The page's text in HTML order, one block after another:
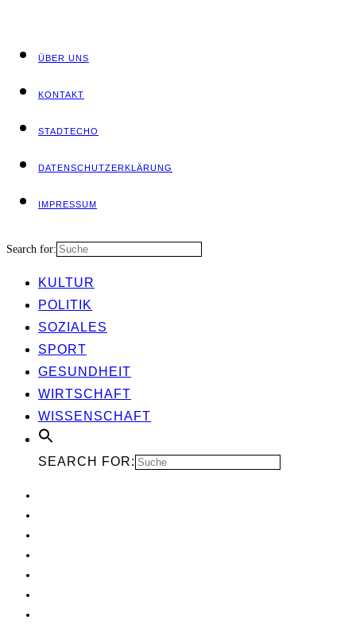
ÜBER UNS
KON­TAKT
STADT­ECHO
DATEN­SCHUTZ­ER­KLÄ­RUNG
IMPRES­SUM
Search for:
KUL­TUR
POLI­TIK
SOZIA­LES
SPORT
GESUND­HEIT
WIRT­SCHAFT
WIS­SEN­SCHAFT
SEARCH FOR: